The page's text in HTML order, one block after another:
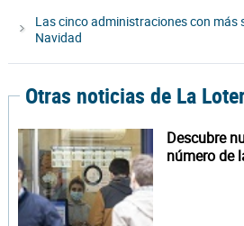
Las cinco administraciones con más
Navidad
Otras noticias de La
Descubre
número de